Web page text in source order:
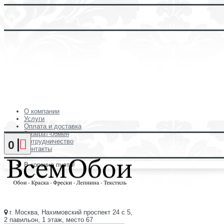
О компании
Услуги
Оплата и доставка
Возврат-обмен
Сотрудничество
Контакты
0
В корзине пусто!
г. Москва, Нахимовский проспект 24 с 5,
2 павильон, 1 этаж, место 67